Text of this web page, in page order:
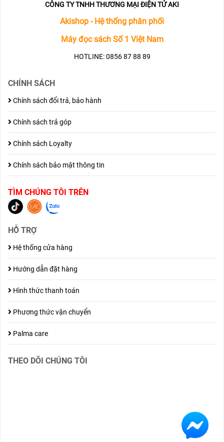
CÔNG TY TNHH THƯƠNG MẠI ĐIỆN TỬ AKI
Akishop - Hệ thống phân phối
Máy đọc sách Số 1 Việt Nam
HOTLINE: 0856 87 88 89
CHÍNH SÁCH
Chính sách đổi trả, bảo hành
Chính sách trả góp
Chính sách Loyalty
Chính sách bảo mật thông tin
TÌM CHÚNG TÔI TRÊN
HỖ TRỢ
Hệ thống cửa hàng
Hướng dẫn đặt hàng
Hình thức thanh toán
Phương thức vận chuyển
Palma care
THEO DÕI CHÚNG TÔI